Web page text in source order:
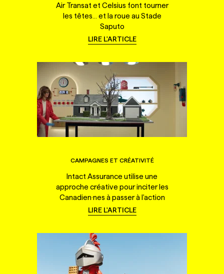
Air Transat et Celsius font tourner
les têtes... et la roue au Stade
Saputo
LIRE L'ARTICLE
CAMPAGNES ET CRÉATIVITÉ
Intact Assurance utilise une
approche créative pour inciter les
Canadien·nes à passer à l'action
LIRE L'ARTICLE